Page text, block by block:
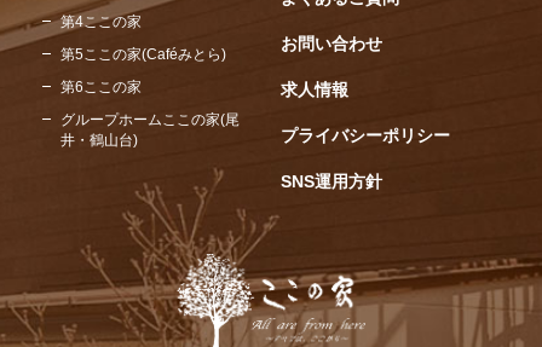
第4ここの家
第5ここの家(Caféみとら)
第6ここの家
グループホームここの家(尾
井・鶴山台)
お問い合わせ
求人情報
プライバシーポリシー
SNS運用方針